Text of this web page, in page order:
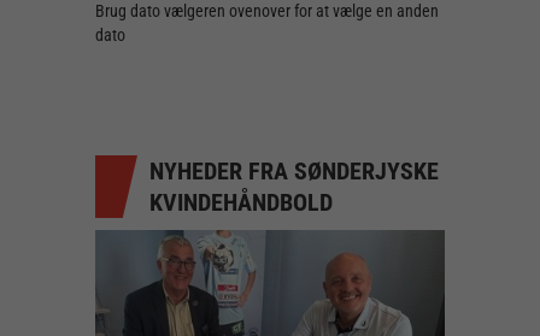
Brug dato vælgeren ovenover for at vælge en anden
dato
NYHEDER FRA SØNDERJYSKE
KVINDEHÅNDBOLD